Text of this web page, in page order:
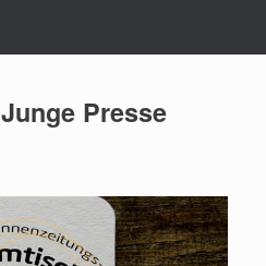
Junge Presse